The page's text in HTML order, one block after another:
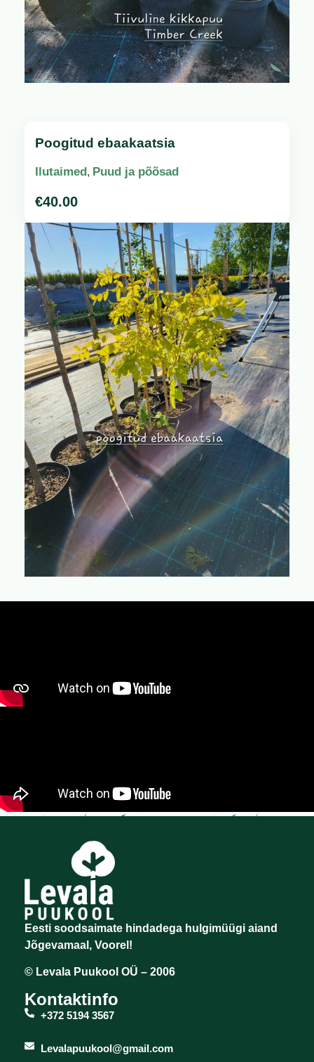
Poogitud ebaakaatsia
Ilutaimed, Puud ja põõsad
€40.00
Eesti soodsaimate hindadega hulgimüügi aiand
Jõgevamaal, Voorel!
© Levala Puukool OÜ – 2006
Kontaktinfo
+372 5194 3567
Levalapuukool@gmail.com